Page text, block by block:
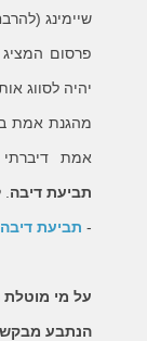
שיימינג
פרסום המציג
יהיה לסווג
מהגנת אמת
אמת
תביעת דיבה
- תביעת דיבה
על מי
הנתבע